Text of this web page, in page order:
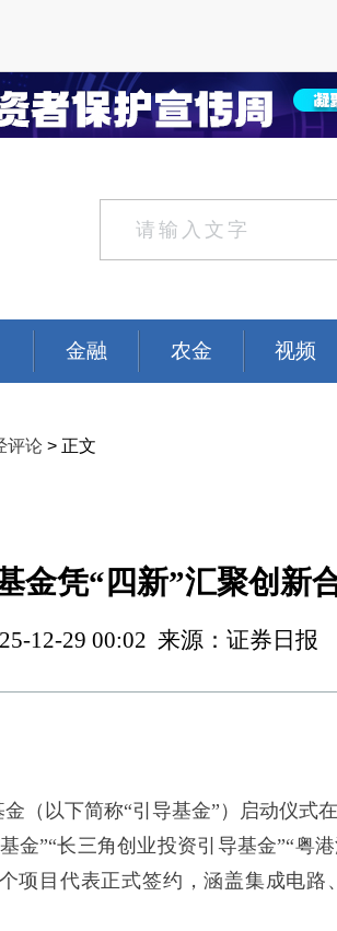
金融 农金 视频
评论 > 正文
金凭“四新”汇聚创新
12-29 00:02 来源：证券日报
以下简称“引导基金”）启动仪式
金”“长三角创业投资引导基金”“粤
项目代表正式签约，涵盖集成电